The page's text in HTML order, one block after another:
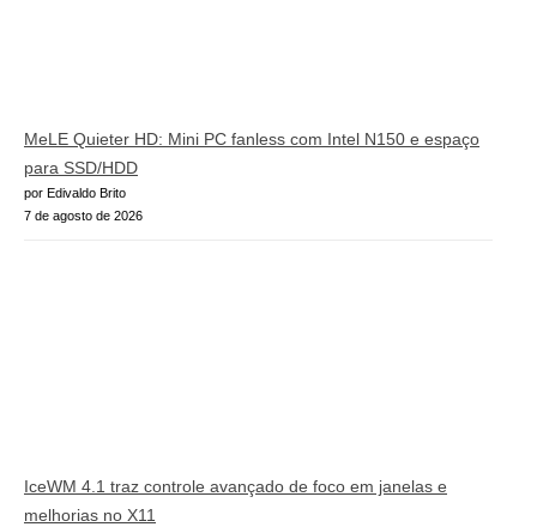
MeLE Quieter HD: Mini PC fanless com Intel N150 e espaço
para SSD/HDD
por Edivaldo Brito
7 de agosto de 2026
IceWM 4.1 traz controle avançado de foco em janelas e
melhorias no X11